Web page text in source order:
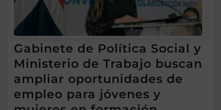
Gabinete de Política Social y
Ministerio de Trabajo buscan
ampliar oportunidades de
empleo para jóvenes y